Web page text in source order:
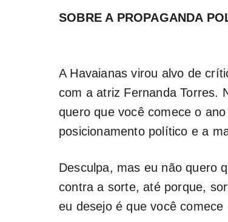
SOBRE A PROPAGANDA
A Havaianas virou alvo de
com a atriz Fernanda Torres.
quero que você comece o
posicionamento político e a
Desculpa, mas eu não quero
contra a sorte, até porque,
eu desejo é que você